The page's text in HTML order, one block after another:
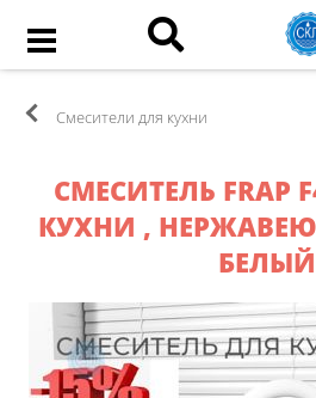
Смесители для кухни
СМЕСИТЕЛЬ FRAP
КУХНИ ,
БЕЛЫЙ